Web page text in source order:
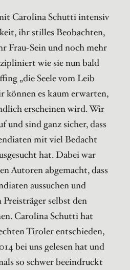
Carolina Schutti intensiv
ihr stilles Beobachten,
Frau-Sein und noch mehr
wie sie nun bald
„die Seele vom Leib
können es kaum erwarten,
erscheinen wird. Wir
und sind ganz sicher, dass
mit viel Bedacht
hat. Dabei war
Autoren abgemacht, dass
aussuchen und
Preisträger selbst den
Carolina Schutti hat
Tiroler entschieden,
bei uns gelesen hat und
so schwer beeindruckt